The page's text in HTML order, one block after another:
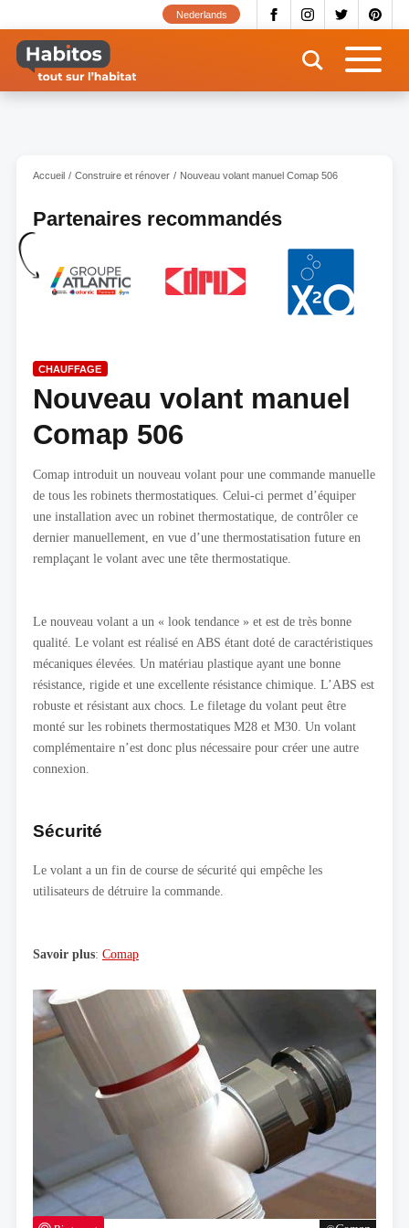
contenu
principal
Nederlands
Accueil Construire et rénover Nouveau volant manuel Comap 506
Partenaires recommandés
CHAUFFAGE
Nouveau volant manuel
Comap 506
Comap introduit un nouveau volant pour une commande manuelle
de tous les robinets thermostatiques. Celui-ci permet d’équiper
une installation avec un robinet thermostatique, de contrôler ce
dernier manuellement, en vue d’une thermostatisation future en
remplaçant le volant avec une tête thermostatique.
Le nouveau volant a un « look tendance » et est de très bonne
qualité. Le volant est réalisé en ABS étant doté de caractéristiques
mécaniques élevées. Un matériau plastique ayant une bonne
résistance, rigide et une excellente résistance chimique. L’ABS est
robuste et résistant aux chocs. Le filetage du volant peut être
monté sur les robinets thermostatiques M28 et M30. Un volant
complémentaire n’est donc plus nécessaire pour créer une autre
connexion.
Sécurité
Le volant a un fin de course de sécurité qui empêche les
utilisateurs de détruire la commande.
Savoir plus: Comap